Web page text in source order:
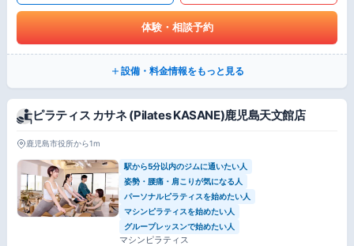
体験・相談予約
設備・料金情報をもっと見る
ピラティス カサネ (Pilates KASANE)鹿児島天文館店
鹿児島市役所から1m
駅から5分以内のジムに通いたい人
姿勢・腰痛・肩こりが気になる人
パーソナルピラティスを始めたい人
マシンピラティスを始めたい人
グループレッスンで始めたい人
マシンピラティス